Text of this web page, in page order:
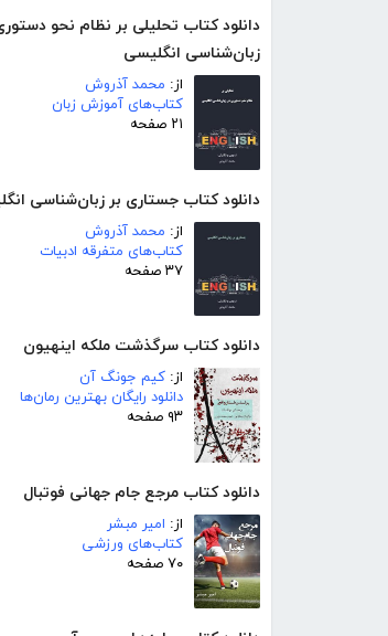
دانلود کتاب تحلیلی بر نظام نحو
زبان‌شناسی انگلیسی
از: محمد آذروش
کتاب‌های آموزش زبان
۲۱ صفحه
دانلود کتاب جستاری بر زبان‌شناسی
از: محمد آذروش
کتاب‌های متفرقه ادبیات
۳۷ صفحه
دانلود کتاب سرگذشت ملکه اینهیون
از: کیم جونگ آن
دانلود رایگان بهترین رمان‌ها
۹۳ صفحه
دانلود کتاب مرجع جام جهانی فوتبال
از: امیر مبشر
کتاب‌های ورزشی
۷۰ صفحه